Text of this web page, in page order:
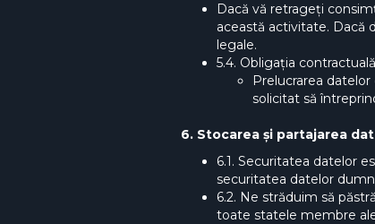
Dacă vă retrageți
această activitate. Dacă
legale.
5.4. Obligația
Prelucrarea
solicitat să
6. Stocarea și partajarea
6.1. Securitatea datelor
securitatea datelor
6.2. Ne străduim să
toate statele membre